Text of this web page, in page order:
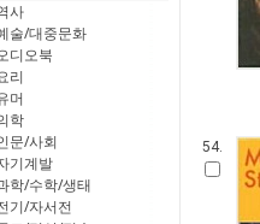
사
술/대중문화
디오북
리
머
학
문/사회
기계발
학/수학/생태
기/자서전
54.